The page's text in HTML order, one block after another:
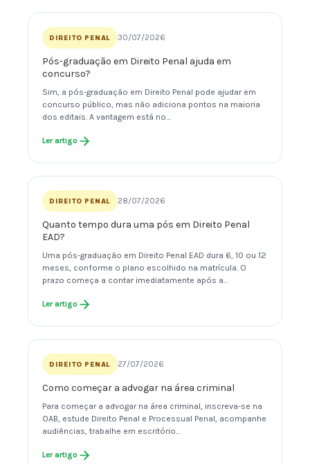
DIREITO PENAL 30/07/2026
Pós-graduação em Direito Penal ajuda em
concurso?
Sim, a pós-graduação em Direito Penal pode ajudar em
concurso público, mas não adiciona pontos na maioria
dos editais. A vantagem está no…
Ler artigo
DIREITO PENAL 28/07/2026
Quanto tempo dura uma pós em Direito Penal
EAD?
Uma pós-graduação em Direito Penal EAD dura 6, 10 ou 12
meses, conforme o plano escolhido na matrícula. O
prazo começa a contar imediatamente após a…
Ler artigo
DIREITO PENAL 27/07/2026
Como começar a advogar na área criminal
Para começar a advogar na área criminal, inscreva-se na
OAB, estude Direito Penal e Processual Penal, acompanhe
audiências, trabalhe em escritório…
Ler artigo